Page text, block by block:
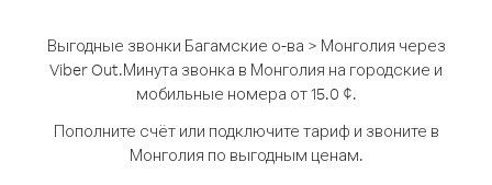
Выгодные звонки Багамские о-ва > Монголия через
Viber Out.Минута звонка в Монголия на городские и
мобильные номера от 15.0 ¢.
Пополните счёт или подключите тариф и звоните в
Монголия по выгодным ценам.